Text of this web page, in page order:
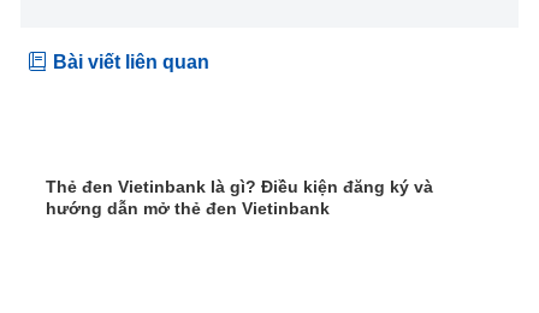
Bài viết liên quan
Thẻ đen Vietinbank là gì? Điều kiện đăng ký và
hướng dẫn mở thẻ đen Vietinbank